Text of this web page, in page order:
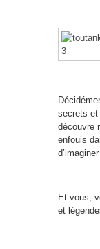
secrets et
découvre
enfouis
Et vous,
et